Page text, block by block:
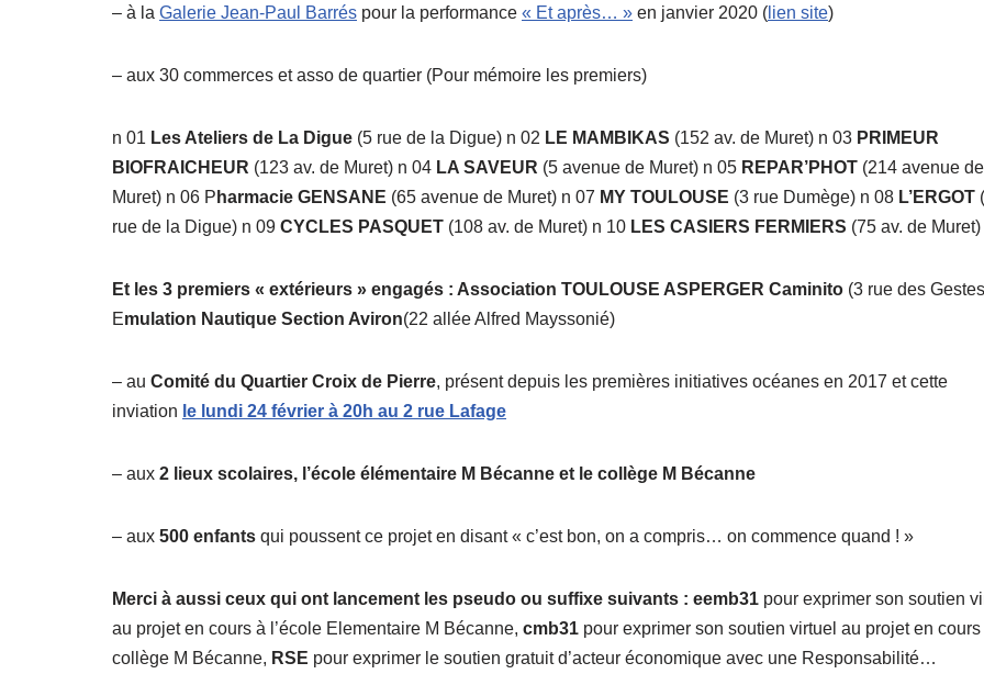
– à la Galerie Jean-Paul Barrés pour la performance « Et après… » en janvier 2020 ( lien site)
– aux 30 commerces et asso de quartier (Pour mémoire les premiers)
n 01 Les Ateliers de La Digue (5 rue de la Digue) n 02 LE MAMBIKAS (152 av. de Muret) n 03 PRIMEUR
BIOFRAICHEUR (123 av. de Muret) n 04 LA SAVEUR (5 avenue de Muret) n 05 REPAR’PHOT (214 avenue de
Muret) n 06 P harmacie GENSANE (65 avenue de Muret) n 07 MY TOULOUSE (3 rue Dumège) n 08 L’ERGOT
rue de la Digue) n 09 CYCLES PASQUET (108 av. de Muret) n 10 LES CASIERS FERMIERS (75 av. de Muret)
Et les 3 premiers « extérieurs » engagés : Association TOULOUSE ASPERGER Caminito (3 rue des
Emulation Nautique Section Aviron(22 allée Alfred Mayssonié)
– au Comité du Quartier Croix de Pierre, présent depuis les premières initiatives océanes en 2017 et cette
inviation le lundi 24 février à 20h au 2 rue Lafage
– aux 2 lieux scolaires, l’école élémentaire M Bécanne et le collège M Bécanne
– aux 500 enfants qui poussent ce projet en disant « c’est bon, on a compris… on commence quand ! »
Merci à aussi ceux qui ont lancement les pseudo ou suffixe suivants : eemb31 pour exprimer son soutien
au projet en cours à l’école Elementaire M Bécanne, cmb31 pour exprimer son soutien virtuel au projet en cours
collège M Bécanne, RSE pour exprimer le soutien gratuit d’acteur économique avec une Responsabilité…